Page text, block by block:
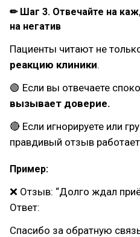
✏ Шаг 3. Отвечайте на
на негатив
Пациенты читают не
реакцию клиники.
🟢 Если вы отвечаете
вызывает доверие.
🔴 Если игнорируете или
правдивый отзыв работает
Пример:
❌ Отзыв: “Долго ждал
Ответ:
Спасибо за обратную